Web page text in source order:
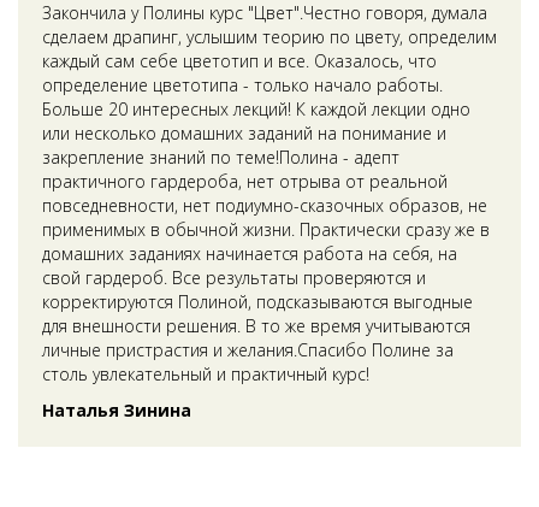
Закончила у Полины курс "Цвет".Честно говоря, думала
сделаем драпинг, услышим теорию по цвету, определим
каждый сам себе цветотип и все. Оказалось, что
определение цветотипа - только начало работы.
Больше 20 интересных лекций! К каждой лекции одно
или несколько домашних заданий на понимание и
закрепление знаний по теме!Полина - адепт
практичного гардероба, нет отрыва от реальной
повседневности, нет подиумно-сказочных образов, не
применимых в обычной жизни. Практически сразу же в
домашних заданиях начинается работа на себя, на
свой гардероб. Все результаты проверяются и
корректируются Полиной, подсказываются выгодные
для внешности решения. В то же время учитываются
личные пристрастия и желания.Спасибо Полине за
столь увлекательный и практичный курс!
Наталья Зинина